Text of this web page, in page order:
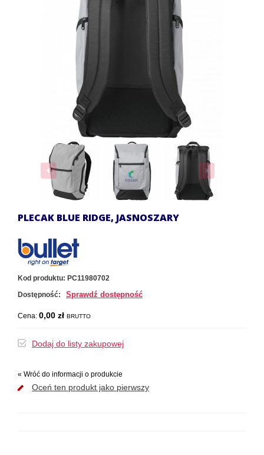
PLECAK BLUE RIDGE, JASNOSZARY
Kod produktu: PC11980702
Dostępność:
Sprawdź dostępność
Cena: 0,00 zł BRUTTO
Dodaj do listy zakupowej
« Wróć do informacji o produkcie
Oceń ten produkt jako pierwszy